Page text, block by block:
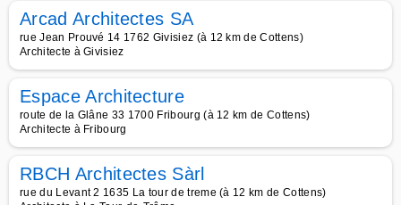
Arcad Architectes SA
rue Jean Prouvé 14 1762 Givisiez (à 12 km de Cottens)
Architecte à Givisiez
Espace Architecture
route de la Glâne 33 1700 Fribourg (à 12 km de Cottens)
Architecte à Fribourg
RBCH Architectes Sàrl
rue du Levant 2 1635 La tour de treme (à 12 km de Cottens)